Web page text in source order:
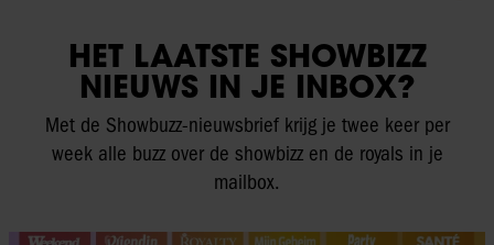
HET LAATSTE SHOWBIZZ
NIEUWS IN JE INBOX?
Met de Showbuzz-nieuwsbrief krijg je twee keer per
week alle buzz over de showbizz en de royals in je
mailbox.